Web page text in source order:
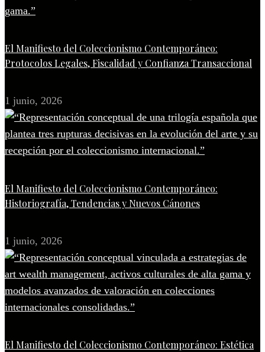
El Manifiesto del Coleccionismo Contemporáneo:
Protocolos Legales, Fiscalidad y Confianza Transaccional
1 junio, 2026
El Manifiesto del Coleccionismo Contemporáneo:
Historiografía, Tendencias y Nuevos Cánones
1 junio, 2026
El Manifiesto del Coleccionismo Contemporáneo: Estética